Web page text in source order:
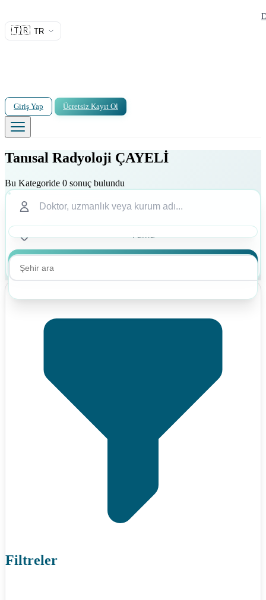
🇹🇷 TR
Giriş Yap Ücretsiz Kayıt Ol
Tanısal Radyoloji ÇAYELİ
Bu Kategoride 0 sonuç bulundu
Filtreler